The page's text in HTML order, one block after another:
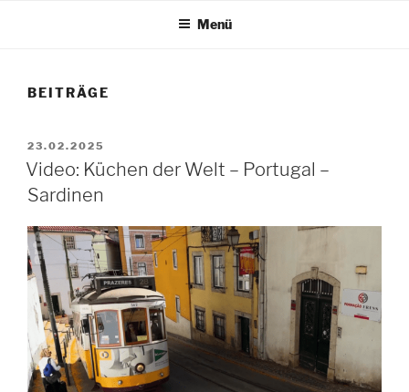
Menü
BEITRÄGE
VERÖFFENTLICHT
AM
23.02.2025
Video: Küchen der Welt – Portugal –
Sardinen